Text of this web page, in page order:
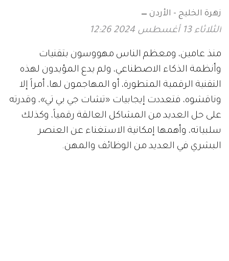
زهرة الخليج - الأردن
الثلاثاء 13 أغسطس 2024 12:26
منذ عامين، ومعظم الناس مهووسون بتقنيات
وأنظمة الذكاء الاصطناعي، ولم يدع المؤيدون لهذه
التقنية الرقمية المتطورة، أو المهاجمون لها، أمراً إلا
وناقشوه، فتعددت إيجابيات «تشات جي بي تي»، وقدرته
على حل العديد من المشاكل العالقة رقمياً، وكذلك
سلبياته، وأهمها إمكانية الاستغناء عن العنصر
البشري في العديد من الوظائف والمهن.